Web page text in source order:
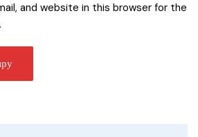
and website in this browser for the